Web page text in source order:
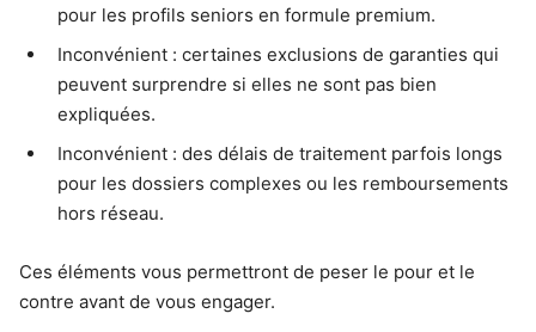
pour les profils seniors en formule premium.
Inconvénient : certaines exclusions de garanties qui
peuvent surprendre si elles ne sont pas bien
expliquées.
Inconvénient : des délais de traitement parfois longs
pour les dossiers complexes ou les remboursements
hors réseau.
Ces éléments vous permettront de peser le pour et le
contre avant de vous engager.